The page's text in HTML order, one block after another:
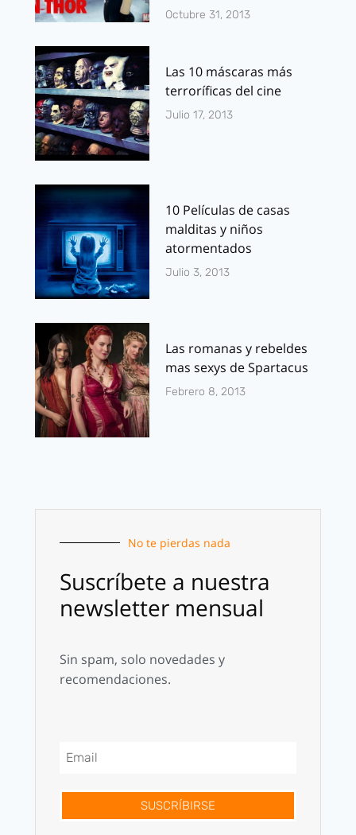
Octubre 31, 2013
Las 10 máscaras más
terroríficas del cine
Julio 17, 2013
10 Películas de casas
malditas y niños
atormentados
Julio 3, 2013
Las romanas y rebeldes
mas sexys de Spartacus
Febrero 8, 2013
No te pierdas nada
Suscríbete a nuestra
newsletter mensual
Sin spam, solo novedades y
recomendaciones.
SUSCRÍBIRSE